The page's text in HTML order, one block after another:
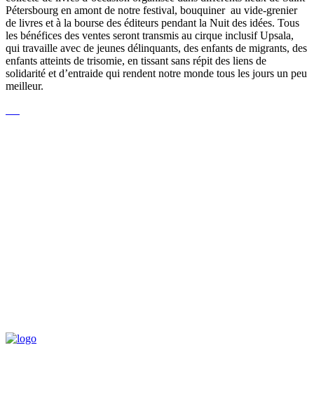
Pétersbourg en amont de notre festival, bouquiner au vide-grenier
de livres et à la bourse des éditeurs pendant la Nuit des idées. Tous
les bénéfices des ventes seront transmis au cirque inclusif Upsala,
qui travaille avec de jeunes délinquants, des enfants de migrants, des
enfants atteints de trisomie, en tissant sans répit des liens de
solidarité et d’entraide qui rendent notre monde tous les jours un peu
meilleur.